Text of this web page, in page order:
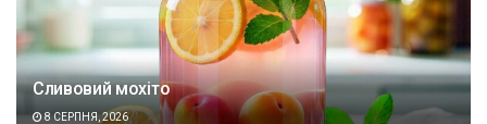
Сливовий мохіто
8 СЕРПНЯ, 2026